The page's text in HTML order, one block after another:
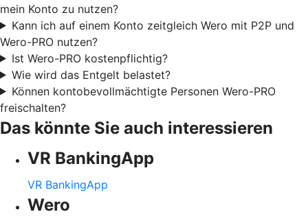
mein Konto zu nutzen?
Kann ich auf einem Konto zeitgleich Wero mit P2P und
Wero-PRO nutzen?
Ist Wero-PRO kostenpflichtig?
Wie wird das Entgelt belastet?
Können kontobevollmächtigte Personen Wero-PRO
freischalten?
Das könnte Sie auch interessieren
VR BankingApp
VR BankingApp
Wero